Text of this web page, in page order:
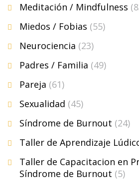
Meditación / Mindfulness
Miedos / Fobias (55)
Neurociencia (23)
Padres / Familia (49)
Pareja (61)
Sexualidad (45)
Síndrome de Burnout (24)
Taller de Aprendizaje
Taller de Capacitacion en
Síndrome de Burnout (5)